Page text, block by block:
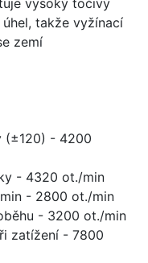
takže vyžínací
zemí
(±120) - 4200
- 4320 ot./min
- 2800 ot./min
- 3200 ot./min
zatížení - 7800